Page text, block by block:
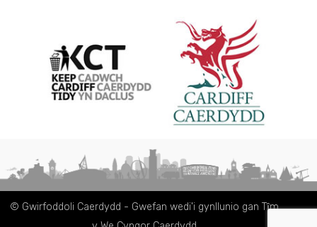
© Gwirfoddoli Caerdydd - Gwefan wedi'i gynllunio gan Tȋm